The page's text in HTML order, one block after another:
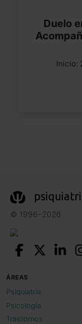
Duelo
Inicio:
© 1996–2026
ÁREAS
Psiquiatría
Psicología
Trastornos